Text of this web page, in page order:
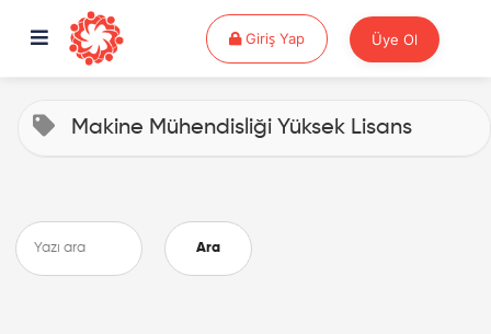
Giriş YapGiriş Yap Üye Ol
Makine Mühendisliği Yüksek Lisans
Ara